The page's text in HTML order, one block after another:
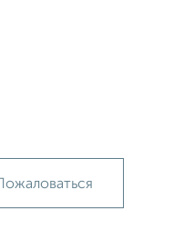
Пожаловаться